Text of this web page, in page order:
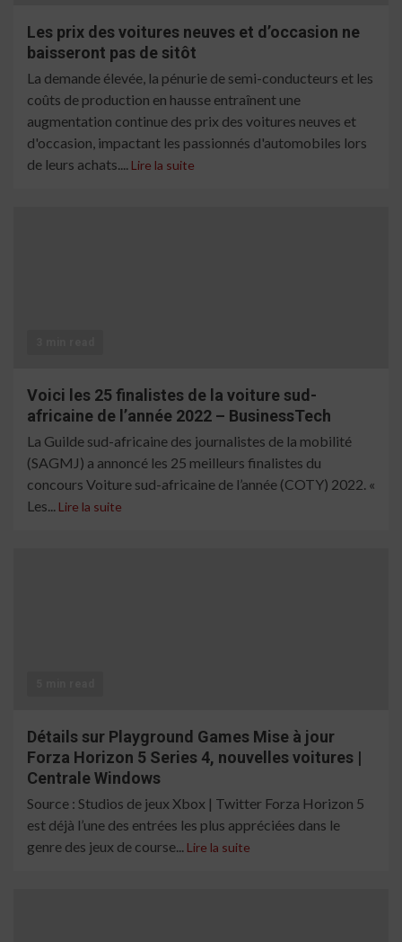
Les prix des voitures neuves et d’occasion ne
baisseront pas de sitôt
La demande élevée, la pénurie de semi-conducteurs et les
coûts de production en hausse entraînent une
augmentation continue des prix des voitures neuves et
d'occasion, impactant les passionnés d'automobiles lors
de leurs achats.... Lire la suite
Voici les 25 finalistes de la voiture sud-
africaine de l’année 2022 – BusinessTech
La Guilde sud-africaine des journalistes de la mobilité
(SAGMJ) a annoncé les 25 meilleurs finalistes du
concours Voiture sud-africaine de l’année (COTY) 2022. «
Les... Lire la suite
Détails sur Playground Games Mise à jour
Forza Horizon 5 Series 4, nouvelles voitures |
Centrale Windows
Source : Studios de jeux Xbox | Twitter Forza Horizon 5
est déjà l’une des entrées les plus appréciées dans le
genre des jeux de course... Lire la suite